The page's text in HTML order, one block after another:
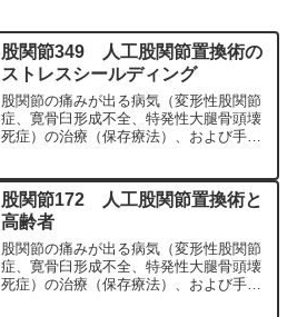
股関節349 人工股関節置換術の
ストレスシールディング
股関節の痛みが出る病気（変形性股関節
症、寛骨臼形成不全、特発性大腿骨頭壊
死症）の治療（保存療法）、および手術
科専門医（人工関節手術を専門）の塗山
正宏が色々と説明します。
股関節172 人工股関節置換術と
高齢者
股関節の痛みが出る病気（変形性股関節
症、寛骨臼形成不全、特発性大腿骨頭壊
死症）の治療（保存療法）、および手術